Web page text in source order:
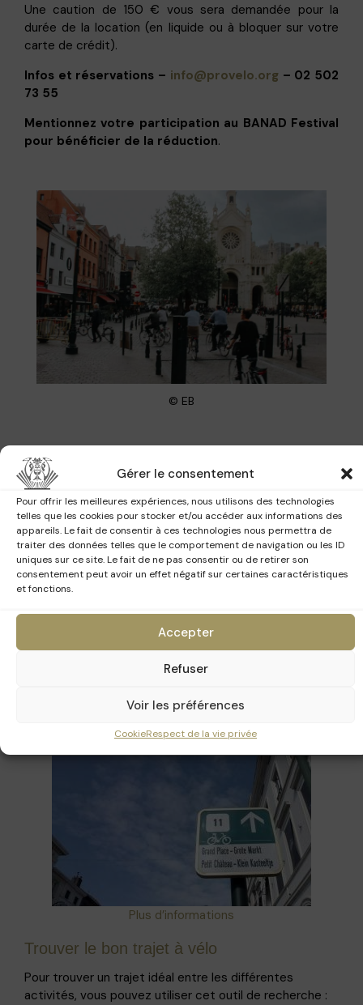
Gérer le consentement
Pour offrir les meilleures expériences, nous utilisons des technologies
telles que les cookies pour stocker et/ou accéder aux informations des
appareils. Le fait de consentir à ces technologies nous permettra de
traiter des données telles que le comportement de navigation ou les ID
uniques sur ce site. Le fait de ne pas consentir ou de retirer son
consentement peut avoir un effet négatif sur certaines caractéristiques
et fonctions.
Accepter
Refuser
Voir les préférences
CookieRespect de la vie privée
Une caution de 150 € vous sera demandée pour la
durée de la location (en liquide ou à bloquer sur votre
carte de crédit).
Infos et réservations – info@provelo.org– 02 502
73 55
Mentionnez votre participation au BANAD Festival
pour bénéficier de la réduction.
© EB
Autres moyens de location
Il est possible de louer des vélos durant le weekend via :
Blue Bike: dans toutes les gares SNCB –plus d’infos
Villo: A toutes les stations Villo –plus d’infos
Les ICR
Pour vous déplacer dans Bruxelles sans avoir besoin
cyclables régionaux). Ceux-ci sont des parcours
différentes communes de la ville. Empruntant des
voiries locales, ou disposant d’infrastructures pour le
Plus d’informations
Trouver le bon trajet à vélo
Pour trouver un trajet idéal entre les différentes
activités, vous pouvez utiliser cet outil de recherche :